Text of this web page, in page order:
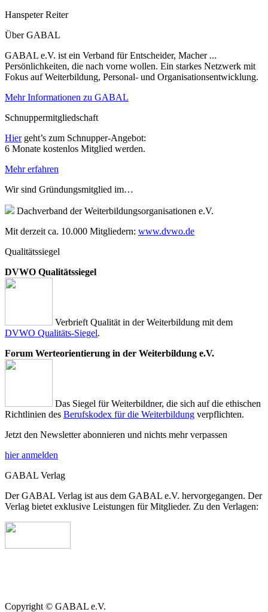
Hanspeter Reiter
Über GABAL
GABAL e.V. ist ein Verband für Entscheider, Macher ...
Persönlichkeiten, die nach vorne wollen. Ein starkes Netzwerk mit
Fokus auf Weiterbildung, Personal- und Organisationsentwicklung.
Mehr Informationen zu GABAL
Schnuppermitgliedschaft
Hiergeht’s zum Schnupper-Angebot:
6 Monate kostenlos Mitglied werden.
Mehr erfahren
Wir sind Gründungsmitglied im…
Dachverband der Weiterbildungsorganisationen e.V.
Mit derzeit ca. 10.000 Mitgliedern: www.dvwo.de
Qualitätssiegel
DVWO Qualitätssiegel
Verbrieft Qualität in der Weiterbildung mit dem
DVWO Qualitäts-Siegel.
Forum Werteorientierung in der Weiterbildung e.V.
Das Siegel für Weiterbildner, die sich auf die ethischen
Richtlinien des Berufskodex für die Weiterbildung verpflichten.
Jetzt den Newsletter abonnieren und nichts mehr verpassen
hier anmelden
GABAL Verlag
Der GABAL Verlag ist aus dem GABAL e.V. hervorgegangen. Der
Verlag bietet exklusive Leistungen für Mitglieder. Zu den Verlagen:
Copyright © GABAL e.V.